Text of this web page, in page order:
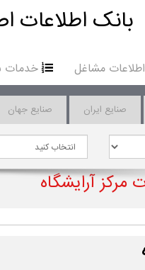
بانک اطلاعات
اطلاعات مشاغل خدمات
صنایع ایران صنایع جهان
مرکز آرایشگاه